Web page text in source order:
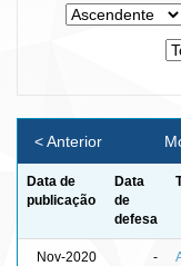
< Anterior
Data de
publicação
Data
de
defesa
Nov-2020 -